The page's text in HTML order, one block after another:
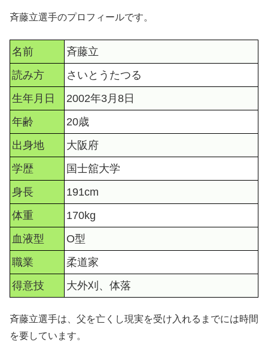
斉藤立選手のプロフィールです。
名前
斉藤立
読み方
さいとうたつる
生年月日
2002年3月8日
年齢
20歳
出身地
大阪府
学歴
国士舘大学
身長
191cm
体重
170kg
血液型
O型
職業
柔道家
得意技
大外刈、体落
斉藤立選手は、父を亡くし現実を受け入れるまでには時間
を要しています。